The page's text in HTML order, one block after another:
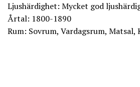
Ljushärdighet: Mycket god
Årtal: 1800-1890
Rum: Sovrum, Vardagsrum,